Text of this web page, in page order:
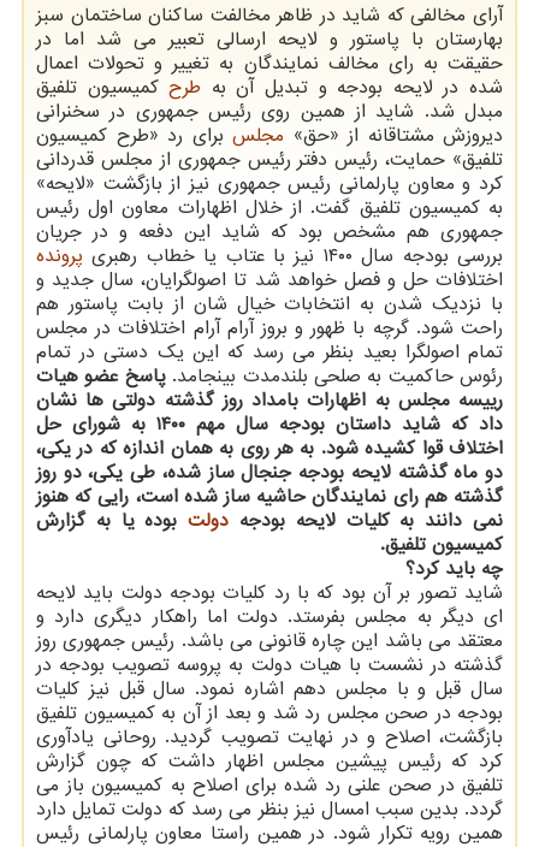
آرای مخالفی که شاید در ظاهر مخالفت ساکنان ساختمان سبز
بهارستان با پاستور و لایحه ارسالی تعبیر می شد اما در
حقیقت به رای مخالف نمایندگان به تغییر و تحولات اعمال
شده در لایحه بودجه و تبدیل آن به طرحکمیسیون تلفیق
مبدل شد. شاید از همین روی رئیس جمهوری در سخنرانی
دیروزش مشتاقانه از «حق» مجلس برای رد «طرح کمیسیون
تلفیق» حمایت، رئیس دفتر رئیس جمهوری از مجلس قدردانی
کرد و معاون پارلمانی رئیس جمهوری نیز از بازگشت «لایحه»
به کمیسیون تلفیق گفت. از خلال اظهارات معاون اول رئیس
جمهوری هم مشخص بود که شاید این دفعه و در جریان
بررسی بودجه سال ۱۴۰۰ نیز با عتاب یا خطاب رهبری
پرونده
اختلافات حل و فصل خواهد شد تا اصولگرایان، سال جدید و
با نزدیک شدن به انتخابات خیال شان از بابت پاستور هم
راحت شود. گرچه با ظهور و بروز آرام آرام اختلافات در مجلس
تمام اصولگرا بعید بنظر می رسد که این یک دستی در تمام
رئوس حاکمیت به صلحی بلندمدت بینجامد.پاسخ عضو هیات
رییسه مجلس به اظهارات بامداد روز گذشته دولتی ها نشان
داد که شاید داستان بودجه سال مهم ۱۴۰۰ به شورای حل
اختلاف قوا کشیده شود. به هر روی به همان اندازه که در یکی،
دو ماه گذشته لایحه بودجه جنجال ساز شده، طی یکی، دو روز
گذشته هم رای نمایندگان حاشیه ساز شده است، رایی که هنوز
نمی دانند به کلیات لایحه بودجه دولتبوده یا به گزارش
کمیسیون تلفیق.
چه باید کرد؟
شاید تصور بر آن بود که با رد کلیات بودجه دولت باید لایحه
ای دیگر به مجلس بفرستد. دولت اما راهکار دیگری دارد و
معتقد می باشد این چاره قانونی می باشد. رئیس جمهوری روز
گذشته در نشست با هیات دولت به پروسه تصویب بودجه در
سال قبل و با مجلس دهم اشاره نمود. سال قبل نیز کلیات
بودجه در صحن مجلس رد شد و بعد از آن به کمیسیون تلفیق
بازگشت، اصلاح و در نهایت تصویب گردید. روحانی یادآوری
کرد که رئیس پیشین مجلس اظهار داشت که چون گزارش
تلفیق در صحن علنی رد شده برای اصلاح به کمیسیون باز می
گردد. بدین سبب امسال نیز بنظر می رسد که دولت تمایل دارد
همین رویه تکرار شود. در همین راستا معاون پارلمانی رئیس